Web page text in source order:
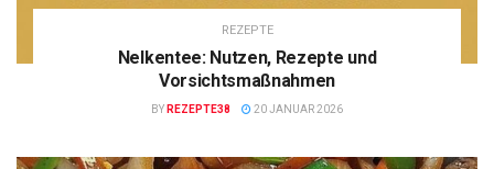
REZEPTE
Nelkentee: Nutzen, Rezepte und
Vorsichtsmaßnahmen
BY REZEPTE38 20 JANUAR 2026